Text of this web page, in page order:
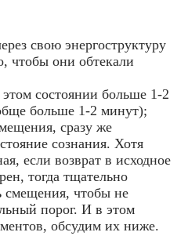
свою энергоструктуру
чтобы они обтекали
этом состоянии больше 1-2
больше 1-2 минут);
сразу же
сознания. Хотя
если возврат в исходное
тогда тщательно
смещения, чтобы не
порог. И в этом
обсудим их ниже.